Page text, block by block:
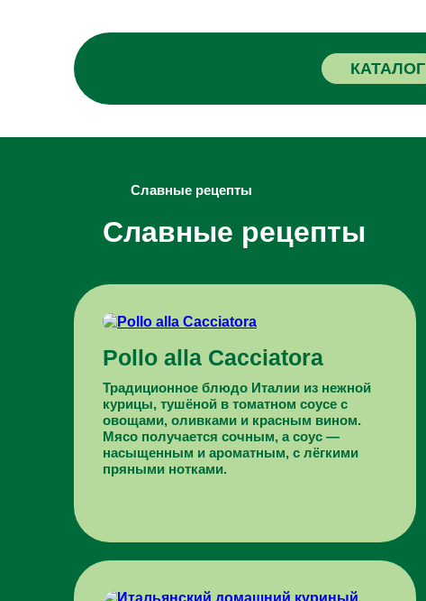
КАТАЛОГ
Славные рецепты
Славные рецепты
Pollo alla Cacciatora
Традиционное блюдо Италии из нежной
курицы, тушёной в томатном соусе с
овощами, оливками и красным вином.
Мясо получается сочным, а соус —
насыщенным и ароматным, с лёгкими
пряными нотками.